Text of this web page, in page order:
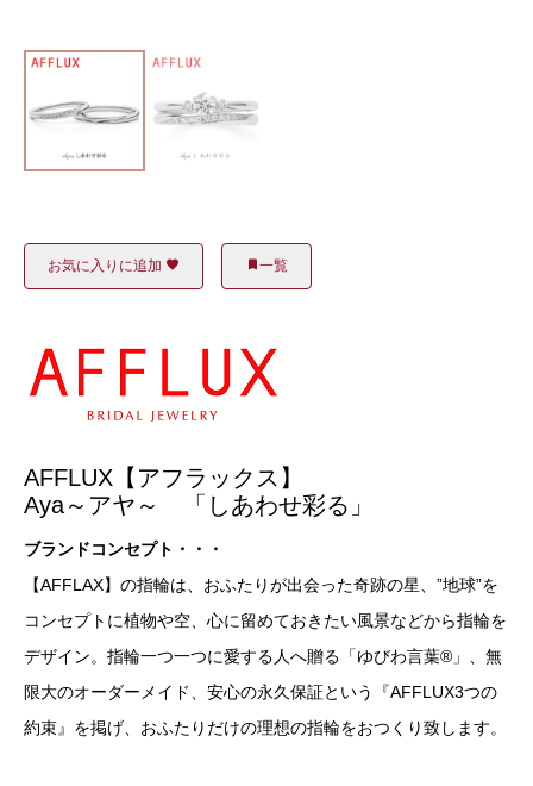
お気に入りに追加 一覧
AFFLUX【アフラックス】
Aya～アヤ～ 「しあわせ彩る」
ブランドコンセプト・・・
【AFFLAX】の指輪は、おふたりが出会った奇跡の星、”地球”を
コンセプトに植物や空、心に留めておきたい風景などから指輪を
デザイン。指輪一つ一つに愛する人へ贈る「ゆびわ言葉®」、無
限大のオーダーメイド、安心の永久保証という『AFFLUX3つの
約束』を掲げ、おふたりだけの理想の指輪をおつくり致します。